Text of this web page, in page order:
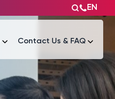
EN
Contact Us & FAQ